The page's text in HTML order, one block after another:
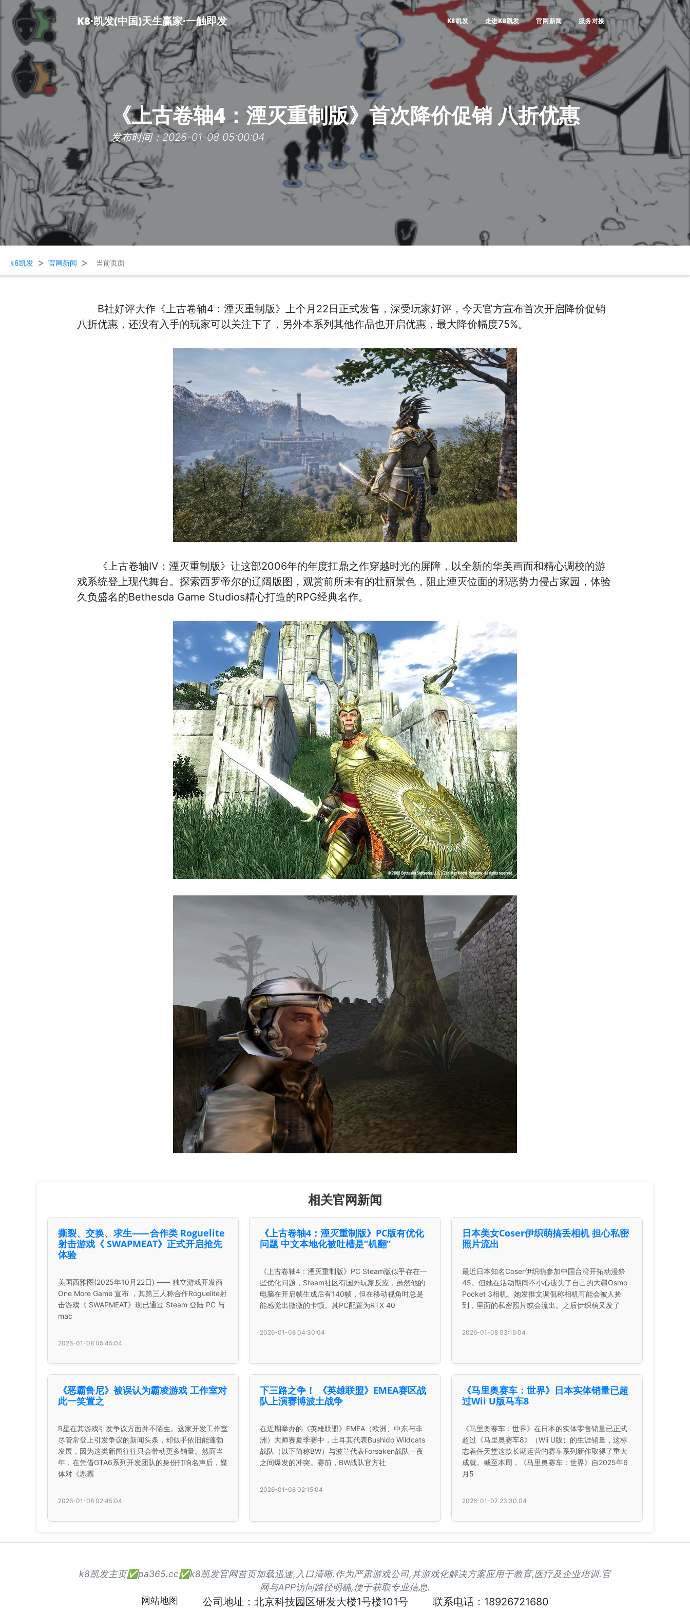
K8·凯发(中国)天生赢家·一触即发 K8凯发 走进K8凯发 官网新闻 服务对接
《上古卷轴4：湮灭重制版》首次降价促销 八折优惠
发布时间：2026-01-08 05:00:04
k8凯发 > 官网新闻 > 当前页面
B社好评大作《上古卷轴4：湮灭重制版》上个月22日正式发售，深受玩家好评，今天官方宣布首次开启降价促销
八折优惠，还没有入手的玩家可以关注下了，另外本系列其他作品也开启优惠，最大降价幅度75%。
《上古卷轴IV：湮灭重制版》让这部2006年的年度扛鼎之作穿越时光的屏障，以全新的华美画面和精心调校的游
戏系统登上现代舞台。探索西罗帝尔的辽阔版图，观赏前所未有的壮丽景色，阻止湮灭位面的邪恶势力侵占家园，体验
久负盛名的Bethesda Game Studios精心打造的RPG经典名作。
相关官网新闻
撕裂、交换、求生⸺合作类 Roguelite
射击游戏《 SWAPMEAT》正式开启抢先
体验
美国西雅图(2025年10月22日) ⸺ 独立游戏开发商
One More Game 宣布 ，其第三人称合作Roguelite射
击游戏《 SWAPMEAT》现已通过 Steam 登陆 PC 与
mac
2026-01-08 05:45:04
《上古卷轴4：湮灭重制版》PC版有优化
问题 中文本地化被吐槽是“机翻”
《上古卷轴4：湮灭重制版》PC Steam版似乎存在一
些优化问题，Steam社区有国外玩家反应，虽然他的
电脑在开启帧生成后有140帧，但在移动视角时总是
能感觉出微微的卡顿。其PC配置为RTX 40
2026-01-08 04:30:04
日本美女Coser伊织萌搞丢相机 担心私密
照片流出
最近日本知名Coser伊织萌参加中国台湾开拓动漫祭
45。但她在活动期间不小心遗失了自己的大疆Osmo
Pocket 3相机。她发推文调侃称相机可能会被人捡
到，里面的私密照片或会流出。之后伊织萌又发了
2026-01-08 03:15:04
《恶霸鲁尼》被误认为霸凌游戏 工作室对
此一笑置之
R星在其游戏引发争议方面并不陌生。这家开发工作室
尽管常登上引发争议的新闻头条，却似乎依旧能蓬勃
发展，因为这类新闻往往只会带动更多销量。然而当
年，在凭借GTA6系列开发团队的身份打响名声后，媒
体对《恶霸
2026-01-08 02:45:04
下三路之争！ 《英雄联盟》EMEA赛区战
队上演赛博波土战争
在近期举办的《英雄联盟》EMEA（欧洲、中东与非
洲）大师赛夏季赛中，土耳其代表Bushido Wildcats
战队（以下简称BW）与波兰代表Forsaken战队一夜
之间爆发的冲突。赛前，BW战队官方社
2026-01-08 02:15:04
《马里奥赛车：世界》日本实体销量已超
过Wii U版马车8
《马里奥赛车：世界》在日本的实体零售销量已正式
超过《马里奥赛车8》（Wii U版）的生涯销量，这标
志着任天堂这款长期运营的赛车系列新作取得了重大
成就。截至本周，《马里奥赛车：世界》自2025年6
月5
2026-01-07 23:30:04
k8凯发主页✅pa365.cc✅k8凯发官网首页加载迅速,入口清晰.作为严肃游戏公司,其游戏化解决方案应用于教育,医疗及企业培训.官
网与APP访问路径明确,便于获取专业信息.
网站地图
公司地址：北京科技园区研发大楼1号楼101号 联系电话：18926721680